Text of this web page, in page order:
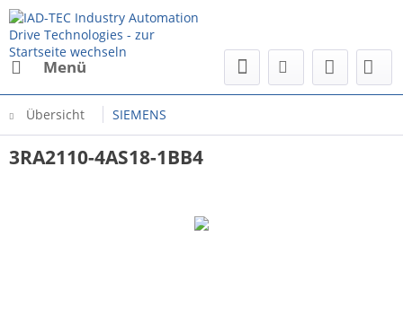
Menü
Übersicht SIEMENS
3RA2110-4AS18-1BB4